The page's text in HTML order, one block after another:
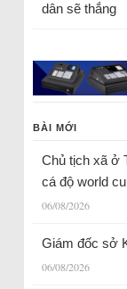
dân sẽ thắng
BÀI MỚI
Chủ tịch xã ở
cá độ world
06/08/2026
Giám đốc sở
06/08/2026